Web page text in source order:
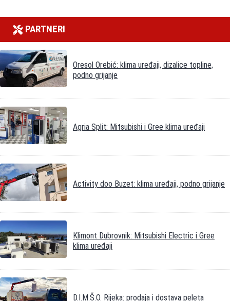
PARTNERI
Oresol Orebić: klima uređaji, dizalice topline,
podno grijanje
Agria Split: Mitsubishi i Gree klima uređaji
Activity doo Buzet: klima uređaji, podno grijanje
Klimont Dubrovnik: Mitsubishi Electric i Gree
klima uređaji
D.I.M.Š.O. Rijeka: prodaja i dostava peleta